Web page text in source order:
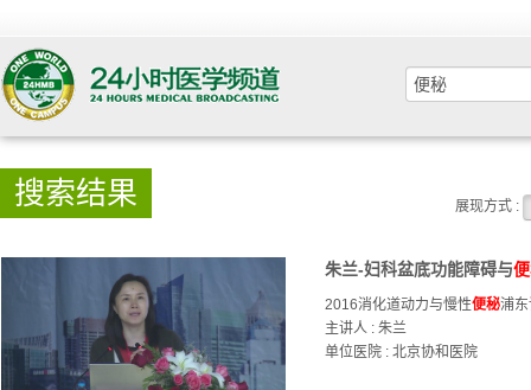
搜索结果 展现方式 :
朱兰-妇科盆底功能障碍与
2016消化道动力与慢性便秘浦
主讲人 :朱兰
单位医院 : 北京协和医院